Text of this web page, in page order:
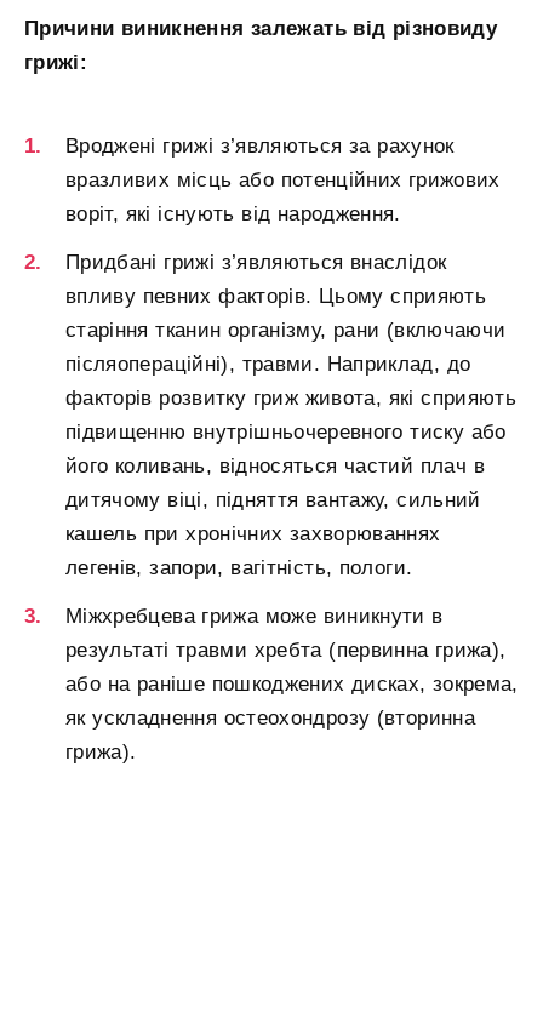
Причини виникнення залежать від різновиду
грижі:
Вроджені грижі з’являються за рахунок
вразливих місць або потенційних грижових
воріт, які існують від народження.
Придбані грижі з’являються внаслідок
впливу певних факторів. Цьому сприяють
старіння тканин організму, рани (включаючи
післяопераційні), травми. Наприклад, до
факторів розвитку гриж живота, які сприяють
підвищенню внутрішньочеревного тиску або
його коливань, відносяться частий плач в
дитячому віці, підняття вантажу, сильний
кашель при хронічних захворюваннях
легенів, запори, вагітність, пологи.
Міжхребцева грижа може виникнути в
результаті травми хребта (первинна грижа),
або на раніше пошкоджених дисках, зокрема,
як ускладнення остеохондрозу (вторинна
грижа).